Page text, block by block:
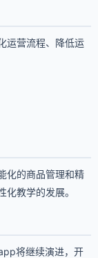
运营流程、降低运
化的商品管理和精
教学的发展。
将继续演进，开